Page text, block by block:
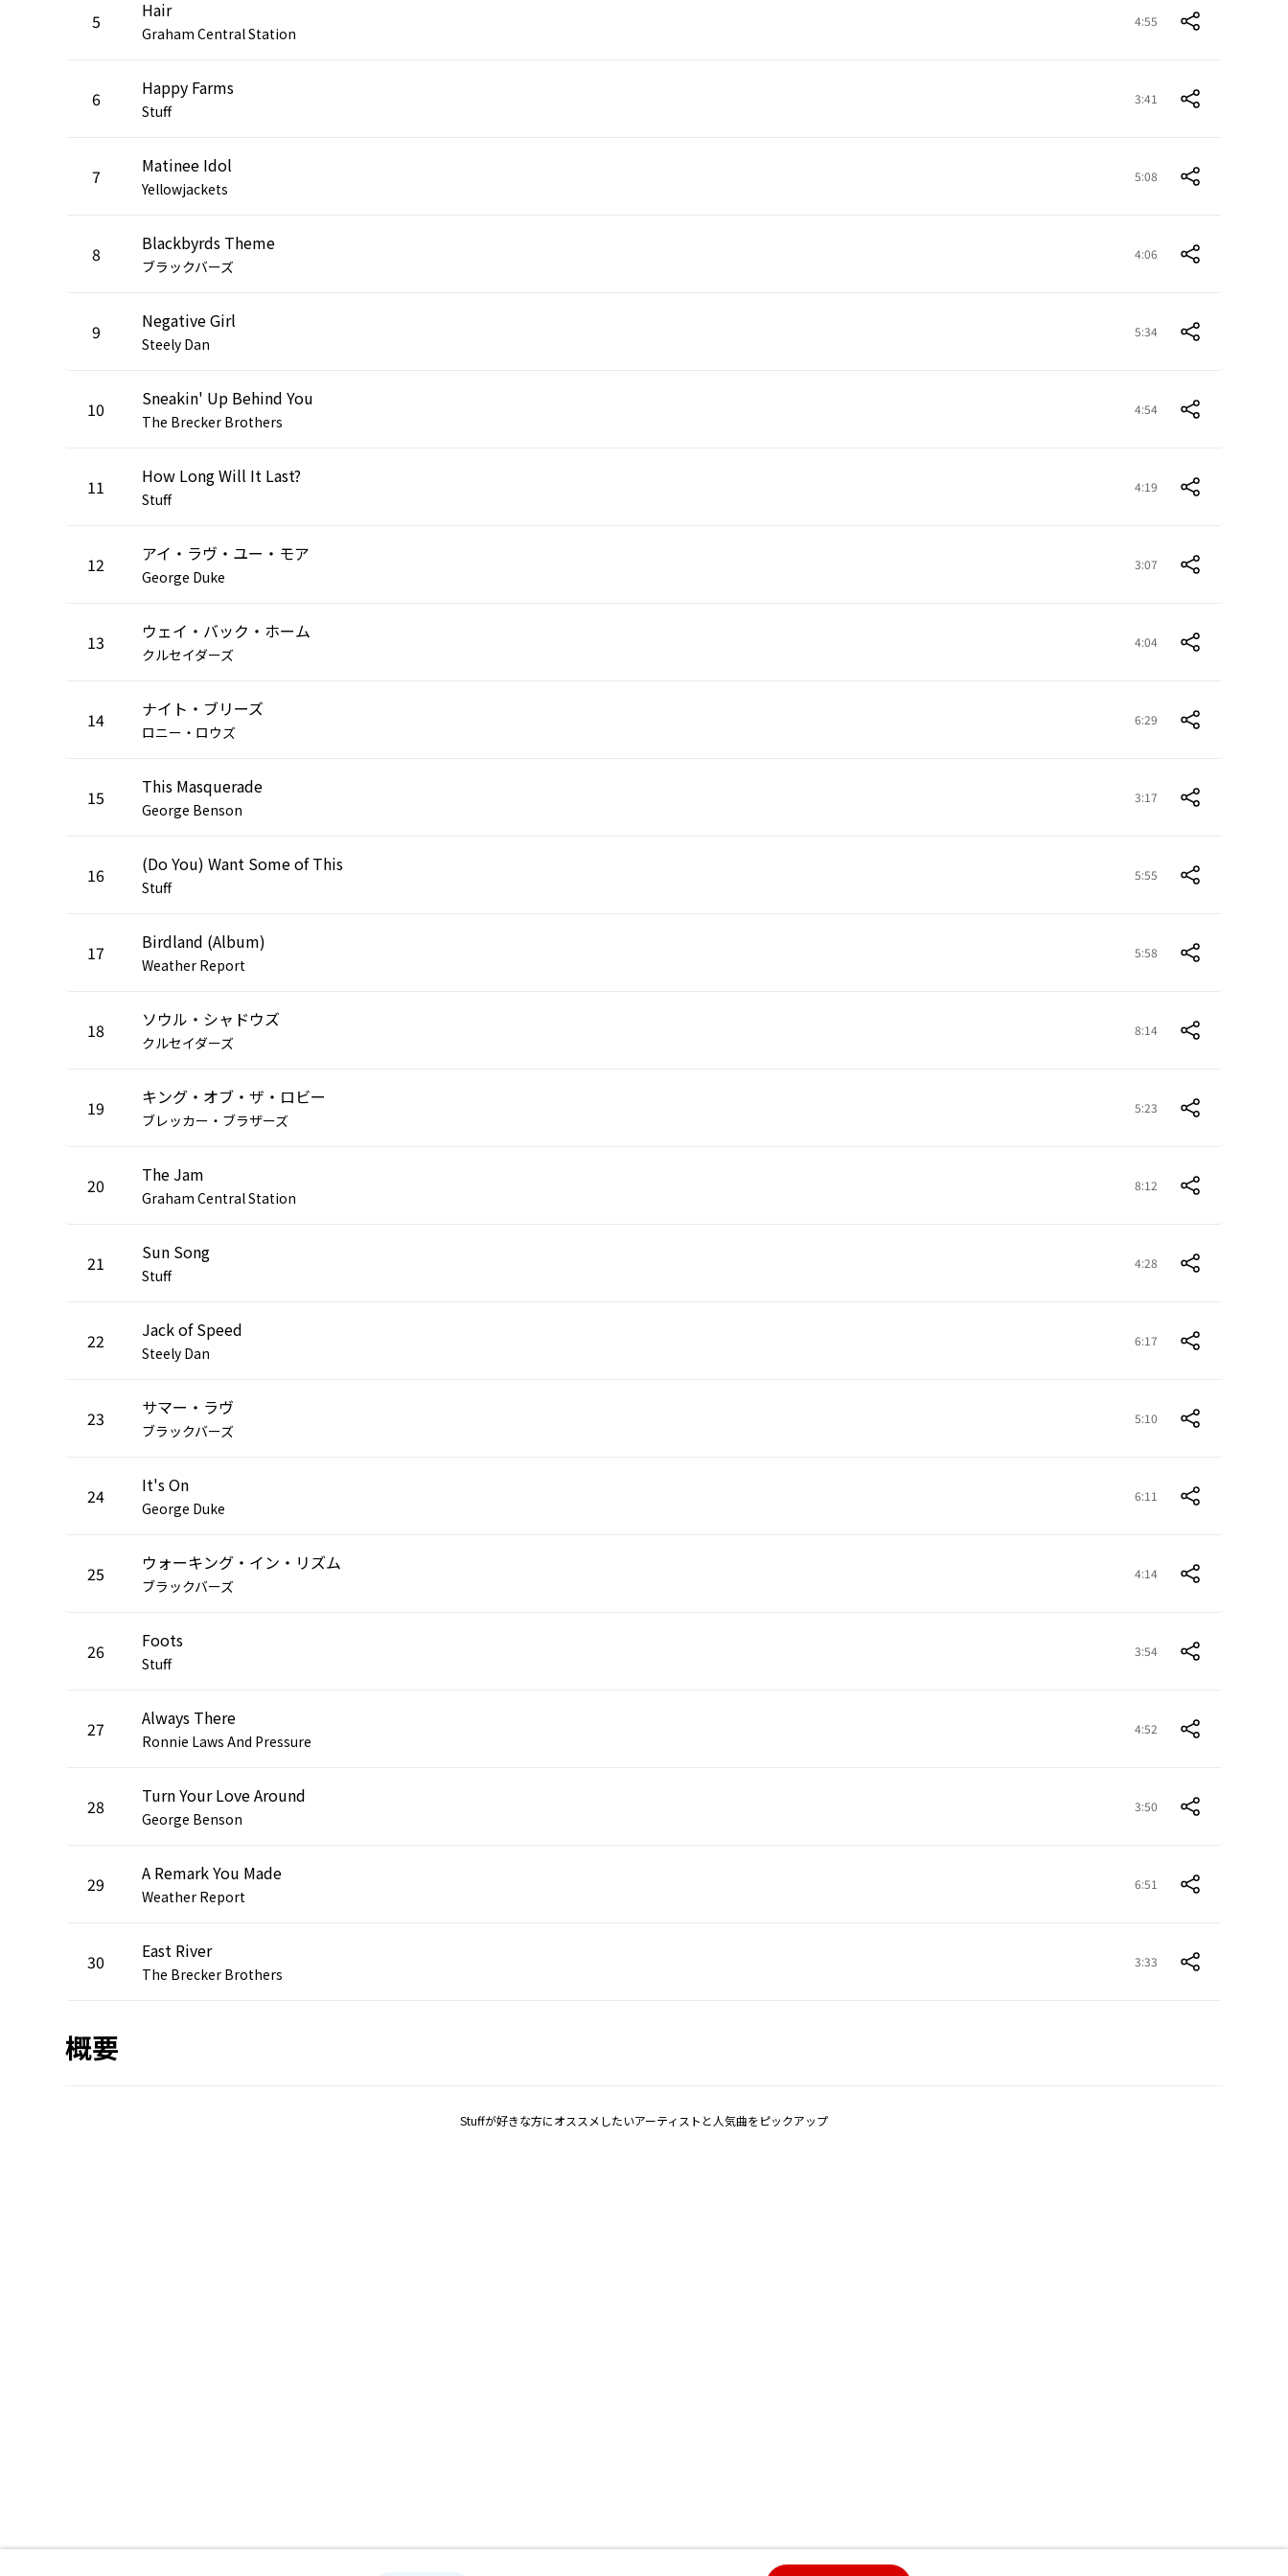
5 Hair
Graham Central Station
4:55
6 Happy Farms
Stuff
3:41
7 Matinee Idol
Yellowjackets
5:08
8 Blackbyrds Theme
ブラックバーズ
4:06
9 Negative Girl
Steely Dan
5:34
10 Sneakin' Up Behind You
The Brecker Brothers
4:54
11 How Long Will It Last?
Stuff
4:19
12 アイ・ラヴ・ユー・モア
George Duke
3:07
13 ウェイ・バック・ホーム
クルセイダーズ
4:04
14 ナイト・ブリーズ
ロニー・ロウズ
6:29
15 This Masquerade
George Benson
3:17
16 (Do You) Want Some of This
Stuff
5:55
17 Birdland (Album)
Weather Report
5:58
18 ソウル・シャドウズ
クルセイダーズ
8:14
19 キング・オブ・ザ・ロビー
ブレッカー・ブラザーズ
5:23
20 The Jam
Graham Central Station
8:12
21 Sun Song
Stuff
4:28
22 Jack of Speed
Steely Dan
6:17
23 サマー・ラヴ
ブラックバーズ
5:10
24 It's On
George Duke
6:11
25 ウォーキング・イン・リズム
ブラックバーズ
4:14
26 Foots
Stuff
3:54
27 Always There
Ronnie Laws And Pressure
4:52
28 Turn Your Love Around
George Benson
3:50
29 A Remark You Made
Weather Report
6:51
30 East River
The Brecker Brothers
3:33
概要
Stuffが好きな方にオススメしたいアーティストと人気曲をピックアップ